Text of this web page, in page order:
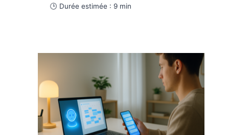
🕒 Durée estimée : 9 min